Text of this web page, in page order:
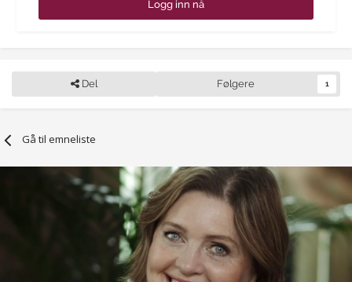
Logg inn nå
Del Følgere 1
Gå til emneliste